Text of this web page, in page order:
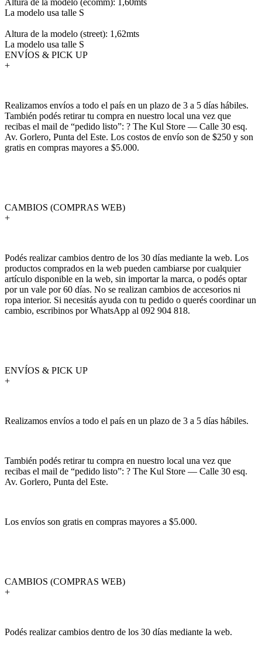
La modelo usa talle S
Altura de la modelo (street): 1,62mts
La modelo usa talle S
ENVÍOS & PICK UP
+
Realizamos envíos a todo el país en un plazo de 3 a 5 días hábiles.
También podés retirar tu compra en nuestro local una vez que
recibas el mail de “pedido listo”: ? The Kul Store — Calle 30 esq.
Av. Gorlero, Punta del Este. Los costos de envío son de $250 y son
gratis en compras mayores a $5.000.
CAMBIOS (COMPRAS WEB)
+
Podés realizar cambios dentro de los 30 días mediante la web. Los
productos comprados en la web pueden cambiarse por cualquier
artículo disponible en la web, sin importar la marca, o podés optar
por un vale por 60 días. No se realizan cambios de accesorios ni
ropa interior. Si necesitás ayuda con tu pedido o querés coordinar un
cambio, escribinos por WhatsApp al 092 904 818.
ENVÍOS & PICK UP
+
Realizamos envíos a todo el país en un plazo de 3 a 5 días hábiles.
También podés retirar tu compra en nuestro local una vez que
recibas el mail de “pedido listo”: ? The Kul Store — Calle 30 esq.
Av. Gorlero, Punta del Este.
Los envíos son gratis en compras mayores a $5.000.
CAMBIOS (COMPRAS WEB)
+
Podés realizar cambios dentro de los 30 días mediante la web.